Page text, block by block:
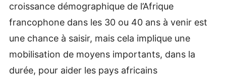
croissance démographique de l’Afrique
francophone dans les 30 ou 40 ans à venir est
une chance à saisir, mais cela implique une
mobilisation de moyens importants, dans la
durée, pour aider les pays africains